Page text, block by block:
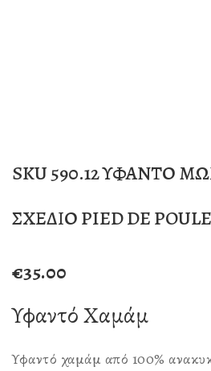
SKU 590.12 ΥΦΑΝΤΟ
ΣΧΕΔΙΟ PIED DE POULE
€35.00
Υφαντό Χαμάμ
Υφαντό χαμάμ από 100%